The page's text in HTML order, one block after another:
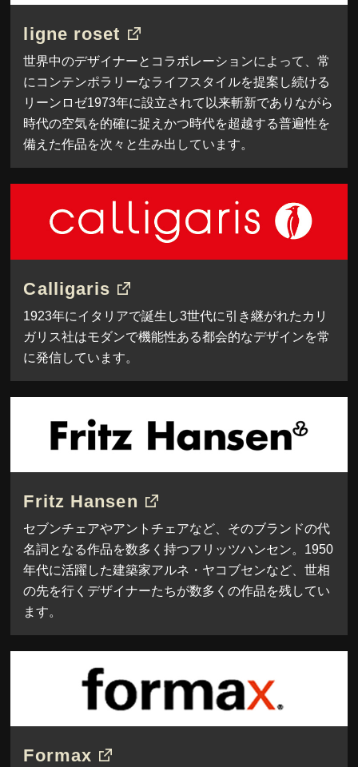
ligne roset
世界中のデザイナーとコラボレーションによって、常
にコンテンポラリーなライフスタイルを提案し続ける
リーンロゼ1973年に設立されて以来斬新でありながら
時代の空気を的確に捉えかつ時代を超越する普遍性を
備えた作品を次々と生み出しています。
Calligaris
1923年にイタリアで誕生し3世代に引き継がれたカリ
ガリス社はモダンで機能性ある都会的なデザインを常
に発信しています。
Fritz Hansen
セブンチェアやアントチェアなど、そのブランドの代
名詞となる作品を数多く持つフリッツハンセン。1950
年代に活躍した建築家アルネ・ヤコブセンなど、世相
の先を行くデザイナーたちが数多くの作品を残してい
ます。
Formax